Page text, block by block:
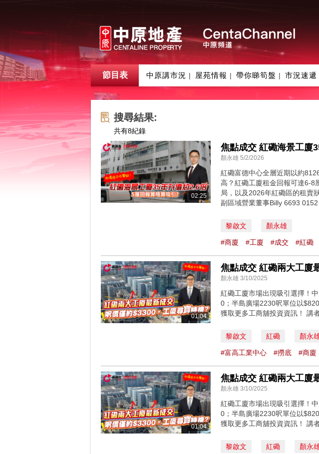
節目表 中原講市況 | 屋苑情報 | 帶你睇筍盤 | 市況速遞
搜尋結果:
共有8紀錄
02:25
焦點成交 紅磡海景工廈
顏永雄 5/2/2026
紅磡富德中心全層近期以約
高？紅磡工廈租金回報可達6-8
局，以及2026年紅磡區的租賣
副區域營業董事Billy 6693 0152
黎啟文 顏永雄
#商廈 #工廈 #成交 #紅磡
01:04
焦點成交 紅磡兩大工廈
顏永雄 3/10/2025
紅磡工廈市場出現吸引選擇！
0；半島廣場2230呎單位以
獲取更多工商舖投資資訊！ 講
黎啟文 紅磡 顏永
#富高工業中心 #撈底 #商廈
01:04
焦點成交 紅磡兩大工廈
顏永雄 3/10/2025
紅磡工廈市場出現吸引選擇！
0；半島廣場2230呎單位以
獲取更多工商舖投資資訊！ 講
黎啟文 紅磡 顏永